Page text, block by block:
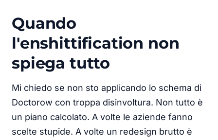
Quando
l'enshittification non
spiega tutto
Mi chiedo se non sto applicando lo schema di
Doctorow con troppa disinvoltura. Non tutto è
un piano calcolato. A volte le aziende fanno
scelte stupide. A volte un redesign brutto è